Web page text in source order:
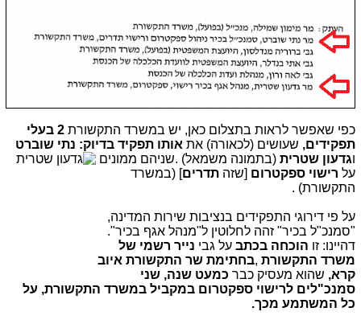
כפי שאפשר לראות בתצלום כאן, יש במשרד התקשורת 2 בעלי
תפקידים, שעושים (לכאורה) את אותו תפקיד בדיוק: נתי שוברט
וגדעון שטרית (בתמונה משמאל) .שניהם ממונים
על רישוי ספקטרום [שזה תדרים] (במשרד
התקשורת) .
על פי דירוגי התפקידים בנציבות שירות המדינה,
"סמנכ"ל בכיר" זהה לחלוטין ל"מנהל אגף בכיר".
דהיינו: זו הוכחה בכתב על גבי נייר רשמי של
משרד התקשורת ,בחתימת שר התקשורת איוב
קרא, שהוא מעסיק כבר כמעט שנה, שני
סמנכ"לים לרישוי ספקטרום במקביל במשרד התקשורת, על
כל המשתמע מכך.